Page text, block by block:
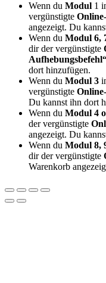
Wenn du Modul 1
vergünstigte
angezeigt. Du
Wenn du Modul 6,
dir der vergünstigte
dort hinzufügen.
Wenn du Modul 3
vergünstigte
Du kannst ihn dort
Wenn du Modul 4
der vergünstigte
angezeigt. Du
Wenn du Modul 8,
dir der vergünstigte
Warenkorb